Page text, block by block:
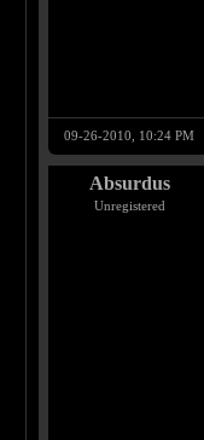
09-26-2010, 10:24 PM
Absurdus
Unregistered